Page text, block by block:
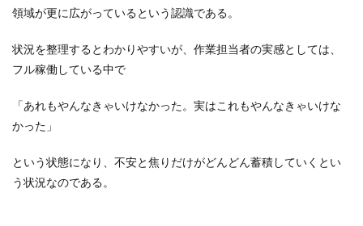
領域が更に広がっているという認識である。
状況を整理するとわかりやすいが、作業担当者の実感としては、
フル稼働している中で
「あれもやんなきゃいけなかった。実はこれもやんなきゃいけな
かった」
という状態になり、不安と焦りだけがどんどん蓄積していくとい
う状況なのである。